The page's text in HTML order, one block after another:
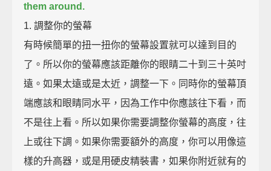
them around.
1. 調整你的螢幕
有時候簡單的扭一扭你的螢幕設置就可以達到目的
了。所以你的螢幕應該距離你的眼睛二十到三十英吋
遠。如果太遠或是太近，調整一下。同時你的螢幕頂
端應該和眼睛同水平，因為工作中你應該往下看，而
不是往上看。所以如果你需要調整你螢幕的高度，往
上或往下調。如果你需要額外的高度，你可以用像這
樣的升高器，或是用硬皮精裝書，如果你附近就有的